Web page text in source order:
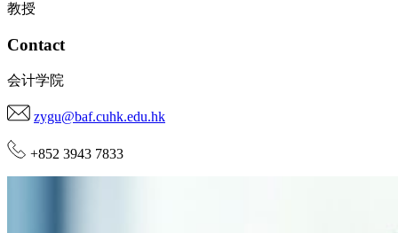
教授
Contact
会计学院
zygu@baf.cuhk.edu.hk
+852 3943 7833